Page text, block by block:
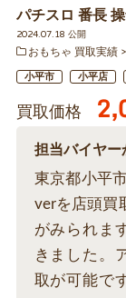
パチスロ 番長
2024.07.18 公開
おもちゃ 買取実績
小平市 小平店
買取価格
担当バイヤー
東京都小平
verを店頭買
がみられま
きました。
取が可能で